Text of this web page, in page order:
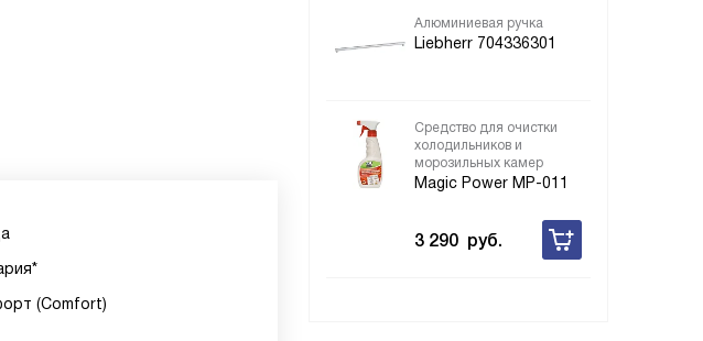
Алюминиевая ручка
Liebherr 704336301
Средство для очистки
холодильников и
морозильных камер
Magic Power MP-011
3 290 руб.
(Comfort)